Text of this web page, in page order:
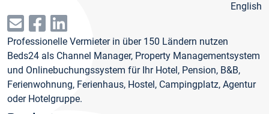
English
Professionelle Vermieter in über 150 Ländern nutzen
Beds24 als Channel Manager, Property Managementsystem
und Onlinebuchungssystem für Ihr Hotel, Pension, B&B,
Ferienwohnung, Ferienhaus, Hostel, Campingplatz, Agentur
oder Hotelgruppe.